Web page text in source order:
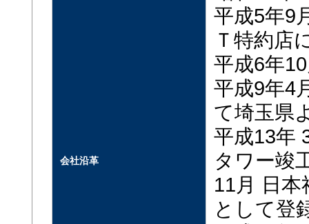
会社沿革
平成5年9
Ｔ特約店
平成6年
平成9年4
て埼玉県
平成13年
タワー竣
11月 日
として登